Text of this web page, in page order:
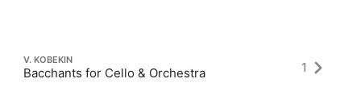
V. KOBEKIN
Bacchants for Cello & Orchestra 1